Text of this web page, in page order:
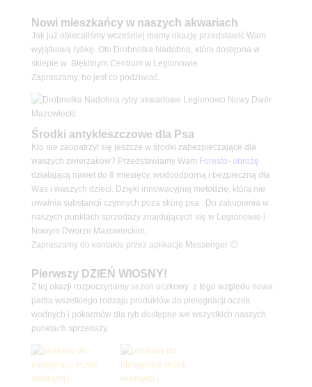
Nowi mieszkańcy w naszych akwariach
Jak już obiecaliśmy wcześniej mamy okazję przedstawić Wam
wyjątkową rybkę. Oto Drobnotka Nadobna, która dostępna w
sklepie w Błękitnym Centrum w Legionowie
Zapraszamy, bo jest co podziwiać.
Środki antykleszczowe dla Psa
Kto nie zaopatrzył się jeszcze w środki zabezpieczające dla
waszych zwierzaków? Przedstawiamy Wam Foresto- obrożę
działającą nawet do 8 miesięcy, wodoodporną i bezpieczną dla
Was i waszych dzieci. Dzięki innowacyjnej metodzie, która nie
uwalnia substancji czynnych poza skórę psa . Do zakupienia w
naszych punktach sprzedaży znajdujących się w Legionowie i
Nowym Dworze Mazowieckim.
Zapraszamy do kontaktu przez aplikacje Messenger 🙂
Pierwszy DZIEŃ WIOSNY!
Z tej okazji rozpoczynamy sezon oczkowy z tego względu nowa
partia wszelkiego rodzaju produktów do pielęgnacji oczek
wodnych i pokarmów dla ryb dostępne we wszystkich naszych
punktach sprzedaży.